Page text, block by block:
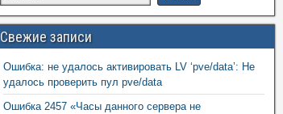
Свежие записи
Ошибка: не удалось активировать LV ‘pve/data’: Не
удалось проверить пул pve/data
Ошибка 2457 «Часы данного сервера не